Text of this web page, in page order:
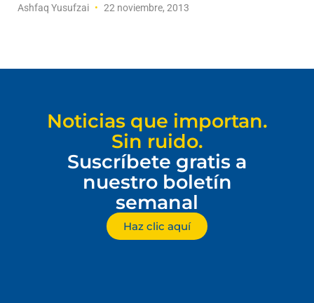
Ashfaq Yusufzai 22 noviembre, 2013
Noticias que importan.
Sin ruido.
Suscríbete gratis a
nuestro boletín
semanal
Haz clic aquí